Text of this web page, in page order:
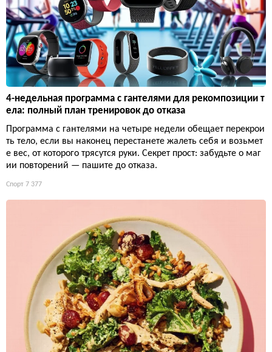
4-недельная программа с гантелями для рекомпозиции т
ела: полный план тренировок до отказа
Программа с гантелями на четыре недели обещает перекрои
ть тело, если вы наконец перестанете жалеть себя и возьмет
е вес, от которого трясутся руки. Секрет прост: забудьте о маг
ии повторений — пашите до отказа.
Спорт 7 377